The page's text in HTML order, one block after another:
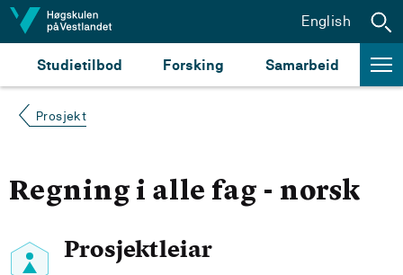
Hopp til innhald
Studietilbod Forsking Samarbeid
English
Prosjekt
Regning i alle fag - norsk
Prosjektleiar